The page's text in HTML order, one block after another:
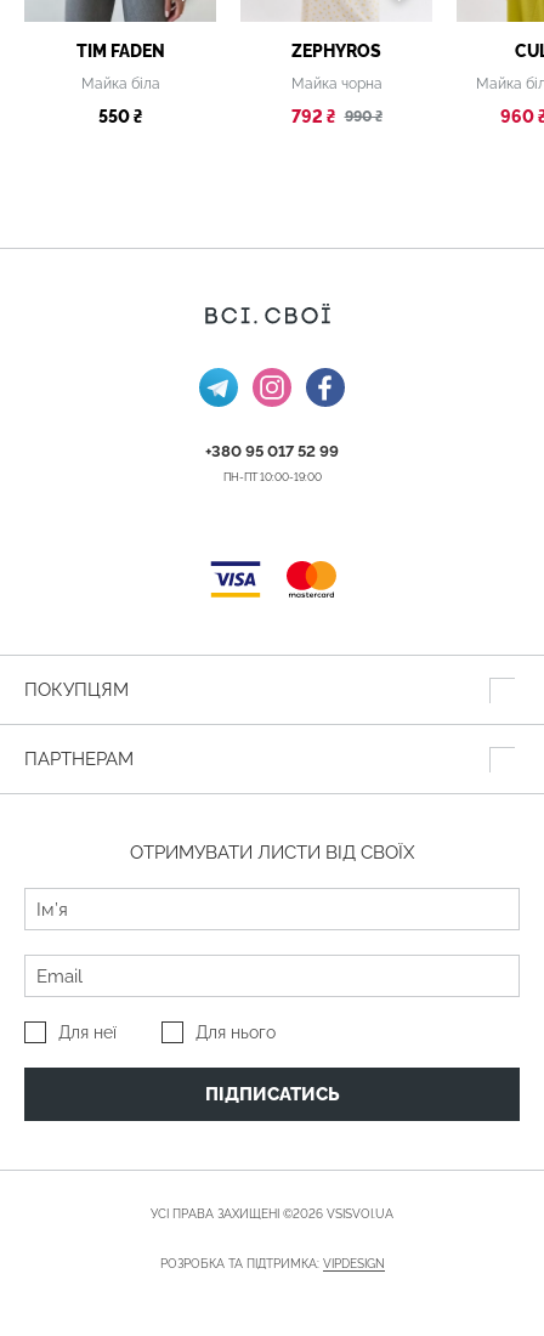
TIM FADEN
Майка біла
550 ₴
ZEPHYROS
Майка чорна
792 ₴ 990 ₴
Майка
960
+380 95 017 52 99
ПН-ПТ 10:00-19:00
ПОКУПЦЯМ
ПАРТНЕРАМ
ОТРИМУВАТИ ЛИСТИ ВІД СВОЇХ
Для неї Для нього
ПІДПИСАТИСЬ
УСІ ПРАВА ЗАХИЩЕНІ ©2026 VSISVOI.UA
РОЗРОБКА ТА ПІДТРИМКА: VIPDESIGN